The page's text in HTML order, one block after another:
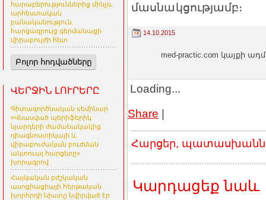
հարաբերություններից մինչև
արհեստական
բանականություն.
հարցազրույց գերմանացի
վիրաբույժի հետ
Բոլոր հոդվածները
ՎԵՐՋԻՆ ԼՈՒՐԵՐԸ
Գիտագործնական սեմինար
«Վնասված պերիֆերիկ
նյարդերի ժամանակակից
դիագնոստիկայի և
վիրաբուժական բուժման
ակտուալ հարցերը»
խորագրով
Հայկական բժշկական
ասոցիացիայի հերթական
խորհրդի նիստը նվիրված էր
մասնակցությամբ։
14.10.2015
med-practic.com կայքի
Loading...
Share |
Հարցեր,
Կարդացեք նաև